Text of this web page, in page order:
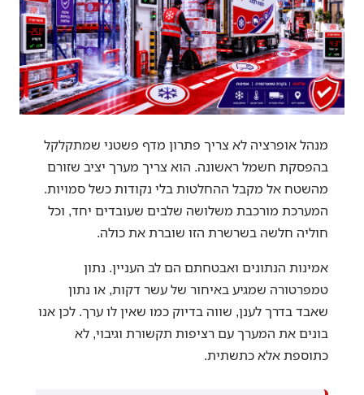
מנהל אופרציה לא צריך פתרון מדף פשטני שמתקלקל
בהפסקת חשמל ראשונה. הוא צריך מערך יציב שזורם
מהשטח אל מקבל ההחלטות בלי נקודות כשל סמויות.
המערכת מורכבת משלושה שלבים שעובדים יחד, וכל
חוליה חלשה בשרשרת הזו שוברת את כולה.
אמינות הנתונים ואבטחתם הם לב העניין. נתון
טמפרטורה שמגיע באיחור של עשר דקות, או נתון
שאבד בדרך לענן, שווה בדיוק כמו שאין לו ערך. לכן אנו
בונים את המערך עם רציפות תקשורת וגיבוי, לא
כתוספת אלא כתשתית.